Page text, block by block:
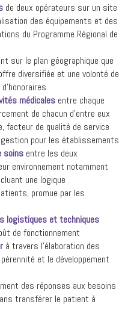
de deux opérateurs sur un site
des équipements et des
du Programme Régional de
sur le plan géographique que
diversifiée et une volonté de
médicales entre chaque
de chacun d’entre eux
facteur de qualité de service
pour les établissements
soins entre les deux
environnement notamment
une logique
promue par les
logistiques et techniques
de fonctionnement
à travers l’élaboration des
et le développement
des réponses aux besoins
transférer le patient à